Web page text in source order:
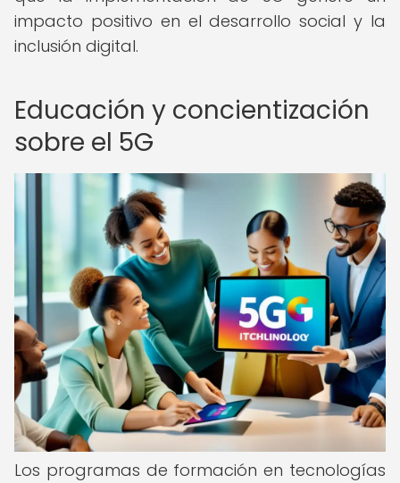
impacto positivo en el desarrollo social y la
inclusión digital.
Educación y concientización
sobre el 5G
Los programas de formación en tecnologías